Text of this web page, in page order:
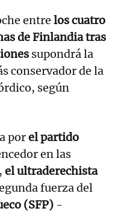
entre los cuatro
de Finlandia tras
supondrá la
conservador de la
según
porel partido
en las
el ultraderechista
fuerza del
(SFP) -